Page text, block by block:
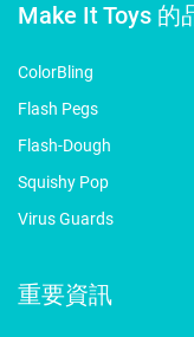
Make It Toys 的
ColorBling
Flash Pegs
Flash-Dough
Squishy Pop
Virus Guards
重要資訊